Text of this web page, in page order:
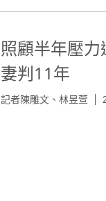
照顧半年壓
妻判11年
記者陳雕文、林昱萱